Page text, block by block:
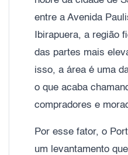
entre a Avenida
Ibirapuera, a região
das partes mais
isso, a área é uma
o que acaba
compradores e
Por esse fator, o
um levantamento